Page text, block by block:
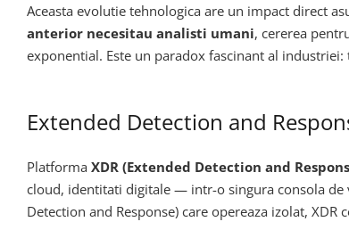
Aceasta evolutie tehnologica are un impact direct
anterior necesitau analisti umani, cererea
exponential. Este un paradox fascinant al
Extended Detection and
Platforma XDR (Extended Detection and
cloud, identitati digitale — intr-o singura consola de
Detection and Response) care opereaza izolat,